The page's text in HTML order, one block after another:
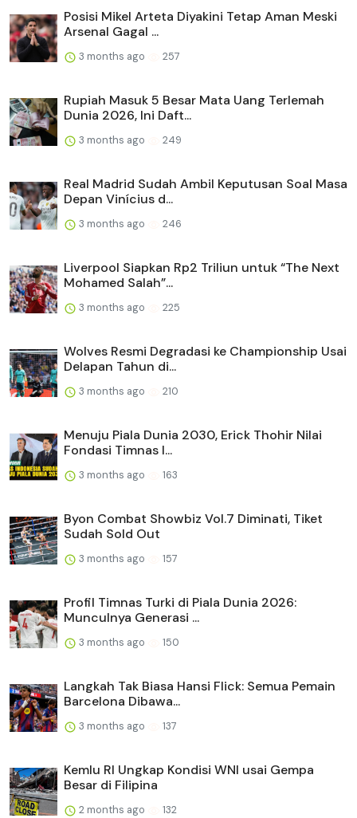
Posisi Mikel Arteta Diyakini Tetap Aman Meski
Arsenal Gagal ...
3 months ago 257
Rupiah Masuk 5 Besar Mata Uang Terlemah
Dunia 2026, Ini Daft...
3 months ago 249
Real Madrid Sudah Ambil Keputusan Soal Masa
Depan Vinícius d...
3 months ago 246
Liverpool Siapkan Rp2 Triliun untuk “The Next
Mohamed Salah”...
3 months ago 225
Wolves Resmi Degradasi ke Championship Usai
Delapan Tahun di...
3 months ago 210
Menuju Piala Dunia 2030, Erick Thohir Nilai
Fondasi Timnas I...
3 months ago 163
Byon Combat Showbiz Vol.7 Diminati, Tiket
Sudah Sold Out
3 months ago 157
Profil Timnas Turki di Piala Dunia 2026:
Munculnya Generasi ...
3 months ago 150
Langkah Tak Biasa Hansi Flick: Semua Pemain
Barcelona Dibawa...
3 months ago 137
Kemlu RI Ungkap Kondisi WNI usai Gempa
Besar di Filipina
2 months ago 132